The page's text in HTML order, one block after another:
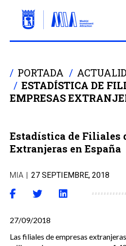
PORTADA
ESTADÍSTICA DE
EMPRESAS
Estadística de Filiales
Extranjeras en España
MIA | 27 SEPTIEMBRE, 2018
27/09/2018
Las filiales de empresas